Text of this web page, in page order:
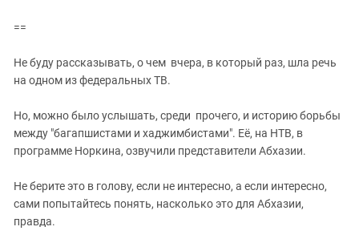
==
Не буду рассказывать, о чем вчера, в который раз, шла речь
на одном из федеральных ТВ.
Но, можно было услышать, среди прочего, и историю борьбы
между "багапшистами и хаджимбистами". Её, на НТВ, в
программе Норкина, озвучили представители Абхазии.
Не берите это в голову, если не интересно, а если интересно,
сами попытайтесь понять, насколько это для Абхазии,
правда.